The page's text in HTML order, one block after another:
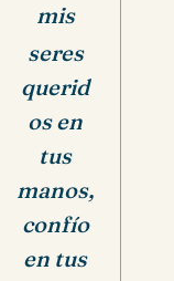
mis
seres
querid
os en
tus
manos,
confío
en tus